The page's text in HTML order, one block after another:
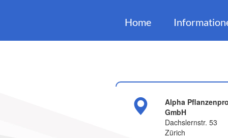
Home
Alpha
GmbH
Dachslernstr. 53
Zürich